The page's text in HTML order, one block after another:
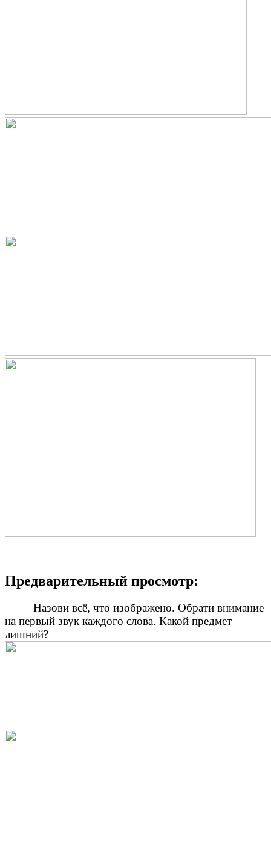
Предварительный просмотр:
Назови всё, что изображено. Обрати внимание
на первый звук каждого слова. Какой предмет
лишний?